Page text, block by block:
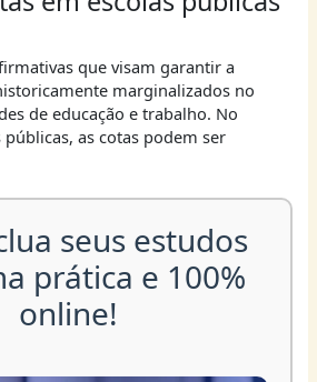
que visam garantir a
marginalizados no
de educação e trabalho. No
as cotas podem ser
seus estudos
prática e 100%
online!